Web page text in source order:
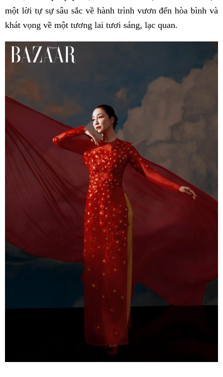
một lời tự sự sâu sắc về hành trình vươn đến hòa bình và
khát vọng về một tương lai tươi sáng, lạc quan.